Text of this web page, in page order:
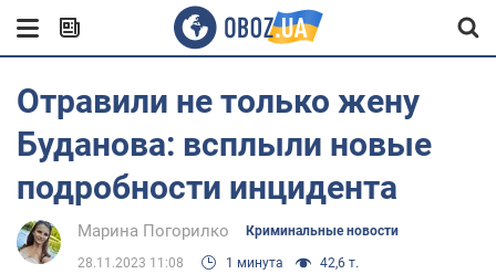
Отравили не только жену
Буданова: всплыли новые
подробности инцидента
Марина Погорилко Криминальные новости
28.11.2023 11:08 1 минута 42,6 т.